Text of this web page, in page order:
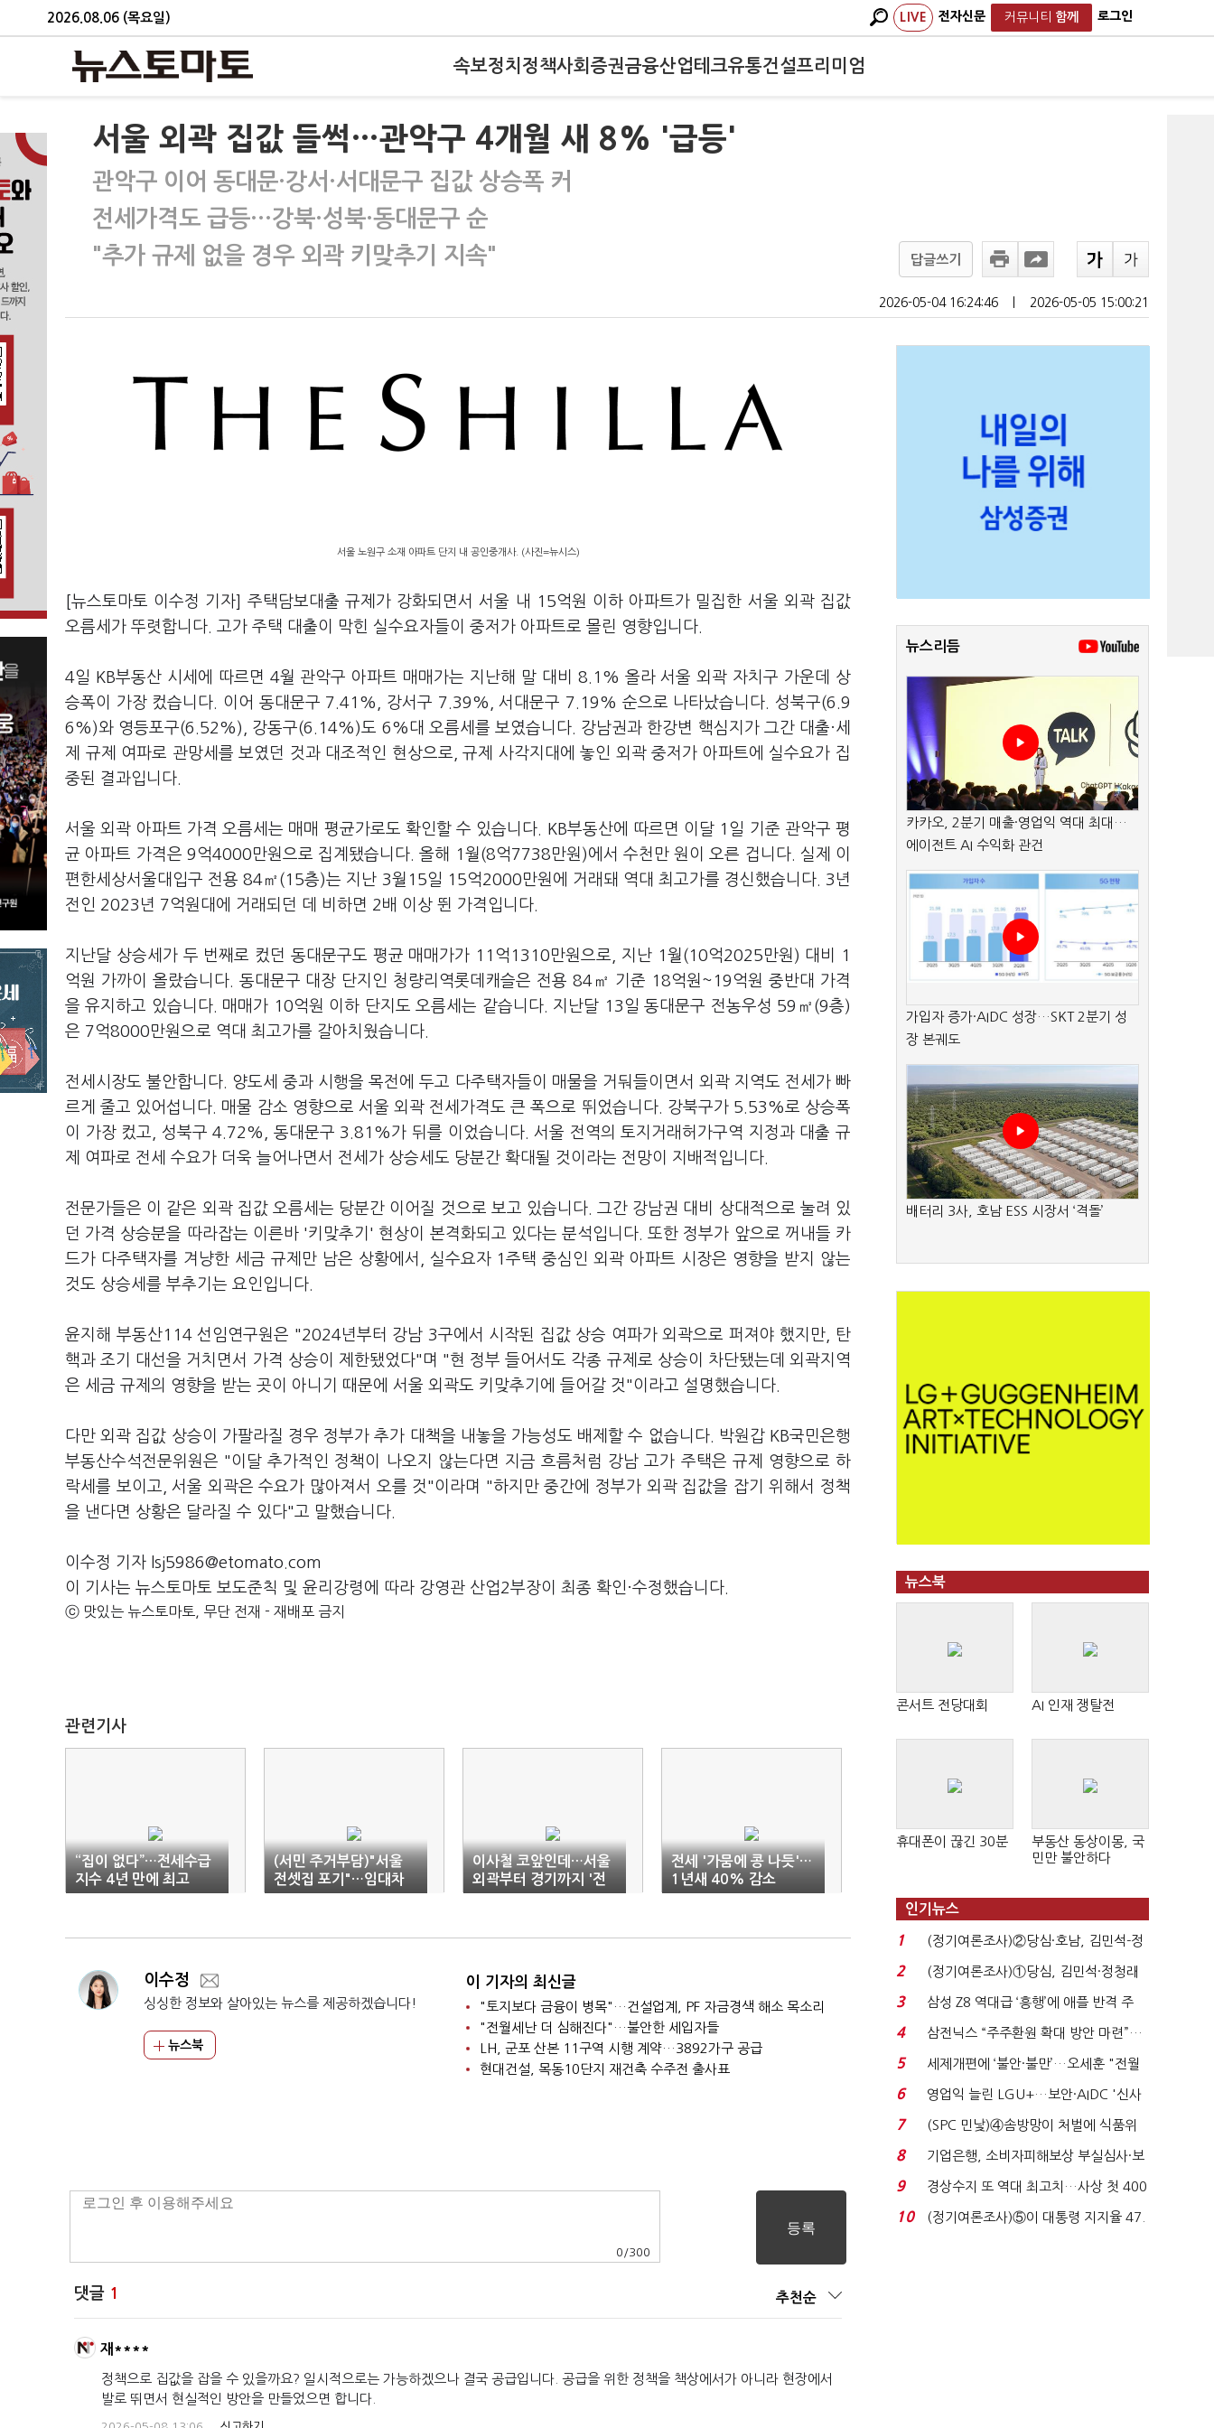
2026.08.06 (목요일) LIVE 전자신문 커뮤니티 함께 로그인
속보정치 정책사회 증권금융산업테크유통건설프리미엄
서울 외곽 집값 들썩…관악구 4개월 새 8% '급등'
관악구 이어 동대문·강서·서대문구 집값 상승폭 커
전세가격도 급등…강북·성북·동대문구 순
"추가 규제 없을 경우 외곽 키맞추기 지속"
답글쓰기
2026-05-04 16:24:46 2026-05-05 15:00:21
서울 노원구 소재 아파트 단지 내 공인중개사. (사진=뉴시스)
[뉴스토마토 이수정 기자] 주택담보대출 규제가 강화되면서 서울 내 15억원 이하 아파트가 밀집한 서울 외곽 집값
오름세가 뚜렷합니다. 고가 주택 대출이 막힌 실수요자들이 중저가 아파트로 몰린 영향입니다.
4일 KB부동산 시세에 따르면 4월 관악구 아파트 매매가는 지난해 말 대비 8.1% 올라 서울 외곽 자치구 가운데 상
승폭이 가장 컸습니다. 이어 동대문구 7.41%, 강서구 7.39%, 서대문구 7.19% 순으로 나타났습니다. 성북구(6.9
6%)와 영등포구(6.52%), 강동구(6.14%)도 6%대 오름세를 보였습니다. 강남권과 한강변 핵심지가 그간 대출·세
제 규제 여파로 관망세를 보였던 것과 대조적인 현상으로, 규제 사각지대에 놓인 외곽 중저가 아파트에 실수요가 집
중된 결과입니다.
서울 외곽 아파트 가격 오름세는 매매 평균가로도 확인할 수 있습니다. KB부동산에 따르면 이달 1일 기준 관악구 평
균 아파트 가격은 9억4000만원으로 집계됐습니다. 올해 1월(8억7738만원)에서 수천만 원이 오른 겁니다. 실제 이
편한세상서울대입구 전용 84㎡(15층)는 지난 3월15일 15억2000만원에 거래돼 역대 최고가를 경신했습니다. 3년
전인 2023년 7억원대에 거래되던 데 비하면 2배 이상 뛴 가격입니다.
지난달 상승세가 두 번째로 컸던 동대문구도 평균 매매가가 11억1310만원으로, 지난 1월(10억2025만원) 대비 1
억원 가까이 올랐습니다. 동대문구 대장 단지인 청량리역롯데캐슬은 전용 84㎡ 기준 18억원~19억원 중반대 가격
을 유지하고 있습니다. 매매가 10억원 이하 단지도 오름세는 같습니다. 지난달 13일 동대문구 전농우성 59㎡(9층)
은 7억8000만원으로 역대 최고가를 갈아치웠습니다.
전세시장도 불안합니다. 양도세 중과 시행을 목전에 두고 다주택자들이 매물을 거둬들이면서 외곽 지역도 전세가 빠
르게 줄고 있어섭니다. 매물 감소 영향으로 서울 외곽 전세가격도 큰 폭으로 뛰었습니다. 강북구가 5.53%로 상승폭
이 가장 컸고, 성북구 4.72%, 동대문구 3.81%가 뒤를 이었습니다. 서울 전역의 토지거래허가구역 지정과 대출 규
제 여파로 전세 수요가 더욱 늘어나면서 전세가 상승세도 당분간 확대될 것이라는 전망이 지배적입니다.
전문가들은 이 같은 외곽 집값 오름세는 당분간 이어질 것으로 보고 있습니다. 그간 강남권 대비 상대적으로 눌려 있
던 가격 상승분을 따라잡는 이른바 '키맞추기' 현상이 본격화되고 있다는 분석입니다. 또한 정부가 앞으로 꺼내들 카
드가 다주택자를 겨냥한 세금 규제만 남은 상황에서, 실수요자 1주택 중심인 외곽 아파트 시장은 영향을 받지 않는
것도 상승세를 부추기는 요인입니다.
윤지해 부동산114 선임연구원은 "2024년부터 강남 3구에서 시작된 집값 상승 여파가 외곽으로 퍼져야 했지만, 탄
핵과 조기 대선을 거치면서 가격 상승이 제한됐었다"며 "현 정부 들어서도 각종 규제로 상승이 차단됐는데 외곽지역
은 세금 규제의 영향을 받는 곳이 아니기 때문에 서울 외곽도 키맞추기에 들어갈 것"이라고 설명했습니다.
다만 외곽 집값 상승이 가팔라질 경우 정부가 추가 대책을 내놓을 가능성도 배제할 수 없습니다. 박원갑 KB국민은행
부동산수석전문위원은 "이달 추가적인 정책이 나오지 않는다면 지금 흐름처럼 강남 고가 주택은 규제 영향으로 하
락세를 보이고, 서울 외곽은 수요가 많아져서 오를 것"이라며 "하지만 중간에 정부가 외곽 집값을 잡기 위해서 정책
을 낸다면 상황은 달라질 수 있다"고 말했습니다.
이수정 기자 lsj5986@etomato.com
이 기사는 뉴스토마토 보도준칙 및 윤리강령에 따라 강영관 산업2부장이 최종 확인·수정했습니다.
ⓒ 맛있는 뉴스토마토, 무단 전재 - 재배포 금지
관련기사
“집이 없다”…전세수급
지수 4년 만에 최고
(서민 주거부담)"서울
전셋집 포기"…임대차
시장 절반 '준월세'
이사철 코앞인데…서울
외곽부터 경기까지 '전
세 실종'
전세 '가뭄에 콩 나듯'…
1년새 40% 감소
이수정
싱싱한 정보와 살아있는 뉴스를 제공하겠습니다!
뉴스북
이 기자의 최신글
"토지보다 금융이 병목"…건설업계, PF 자금경색 해소 목소리
"전월세난 더 심해진다"…불안한 세입자들
LH, 군포 산본 11구역 시행 계약…3892가구 공급
현대건설, 목동10단지 재건축 수주전 출사표
0 /300
댓글 1 추천순
재****
정책으로 집값을 잡을 수 있을까요? 일시적으로는 가능하겠으나 결국 공급입니다. 공급을 위한 정책을 책상에서가 아니라 현장에서
발로 뛰면서 현실적인 방안을 만들었으면 합니다.
뉴스리듬
카카오, 2분기 매출·영업익 역대 최대…
에이전트 AI 수익화 관건
가입자 증가·AIDC 성장…SKT 2분기 성
장 본궤도
배터리 3사, 호남 ESS 시장서 ‘격돌’
뉴스북
콘서트 전당대회 AI 인재 쟁탈전
휴대폰이 끊긴 30분
부동산 동상이몽, 국
민만 불안하다
인기뉴스
1
(정기여론조사)②당심·호남, 김민석-정
청래 '초접전'...
2
(정기여론조사)①당심, 김민석·정청래
'초접전'…대통령 ...
3
삼성 Z8 역대급 ‘흥행’에 애플 반격 주
목…9월 ‘폴...
4
삼전닉스 “주주환원 확대 방안 마련”…
로이터에 성명...
5
세제개편에 ‘불안·불만’…오세훈 "전월
세 구하기 더 ...
6
영업익 늘린 LGU+…보안·AIDC '신사
업 드라이브'...
7
(SPC 민낯)④솜방망이 처벌에 식품위
생법 위반 반복...
8
기업은행, 소비자피해보상 부실심사·보
이스피싱 공시 ...
9
경상수지 또 역대 최고치…사상 첫 400
억달러에 '3% 성...
10
(정기여론조사)⑤이 대통령 지지율 47.